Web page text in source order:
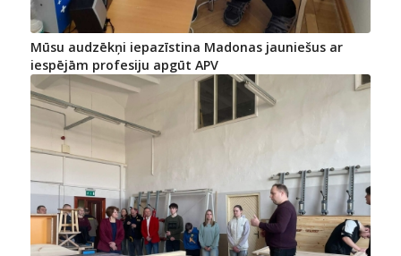
Mūsu audzēkņi iepazīstina Madonas jauniešus ar
iespējām profesiju apgūt APV